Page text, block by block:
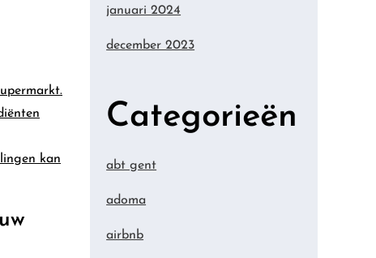
kan
januari 2024
december 2023
Categorieën
abt gent
adoma
airbnb